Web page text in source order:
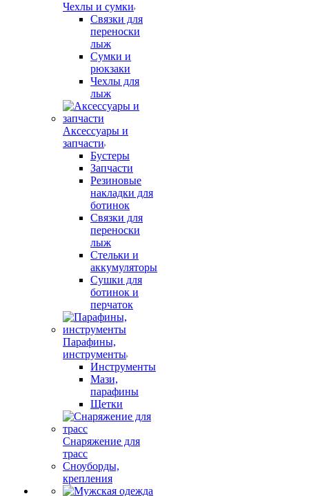
Чехлы и сумки
Связки для
переноски
лыж
Сумки и
рюкзаки
Чехлы для
лыж
Аксессуары и
запчасти
Бустеры
Запчасти
Резиновые
накладки для
ботинок
Связки для
переноски
лыж
Стельки и
аккумуляторы
Сушки для
ботинок и
перчаток
Парафины,
инструменты
Инструменты
Мази,
парафины
Щетки
Снаряжение для
трасс
Сноуборды,
крепления